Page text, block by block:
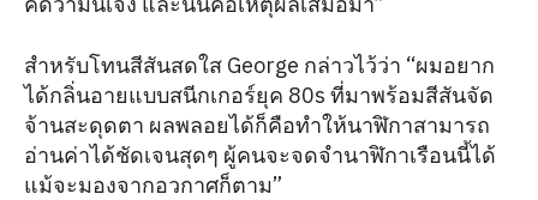
สำหรับโทนสีสันสดใส George กล่าวไว้ว่า “ผมอยาก
ได้กลิ่นอายแบบสนีกเกอร์ยุค 80s ที่มาพร้อมสีสันจัด
จ้านสะดุดตา ผลพลอยได้ก็คือทำให้นาฬิกาสามารถ
อ่านค่าได้ชัดเจนสุดๆ ผู้คนจะจดจำนาฬิกาเรือนนี้ได้
แม้จะมองจากอวกาศก็ตาม”